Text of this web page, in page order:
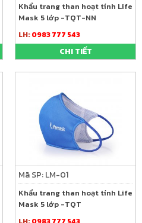
Khẩu trang than hoạt tính Life
Mask 5 lớp -TQT-NN
LH:0983 777 543
CHI TIẾT
Mã SP: LM-01
Khẩu trang than hoạt tính Life
Mask 5 lớp -TQT